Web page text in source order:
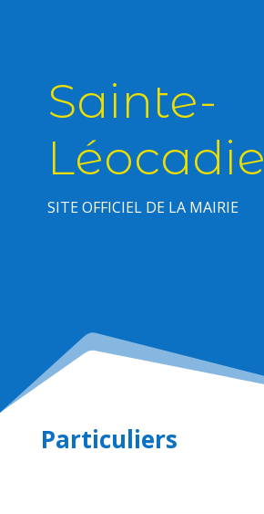
Sainte-
Léocadie
SITE OFFICIEL DE LA MAIRIE
Particuliers